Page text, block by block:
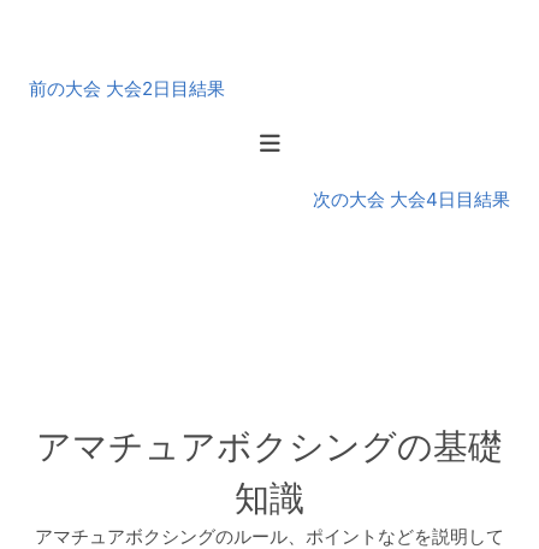
後
前の大会 大会2日目結果
次の大会 大会4日目結果
アマチュアボクシングの基礎
知識
アマチュアボクシングのルール、ポイントなどを説明して